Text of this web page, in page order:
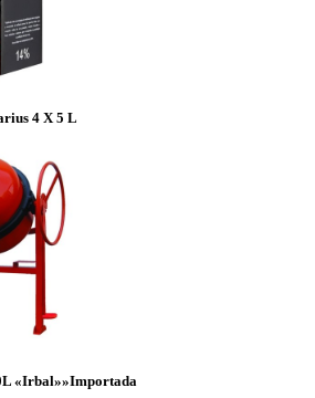
4 X 5 L
«Irbal»»Importada